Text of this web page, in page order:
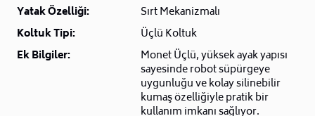
Yatak Özelliği:
Sırt Mekanizmalı
Koltuk Tipi:
Üçlü Koltuk
Ek Bilgiler:
Monet Üçlü, yüksek ayak yapısı
sayesinde robot süpürgeye
uygunluğu ve kolay silinebilir
kumaş özelliğiyle pratik bir
kullanım imkanı sağlıyor.